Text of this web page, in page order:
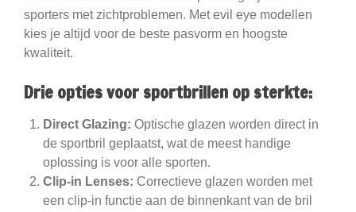
sporters met zichtproblemen. Met evil eye modellen
kies je altijd voor de beste pasvorm en hoogste
kwaliteit.
Drie opties voor sportbrillen op sterkte:
Direct Glazing: Optische glazen worden direct in
de sportbril geplaatst, wat de meest handige
oplossing is voor alle sporten.
Clip-in Lenses: Correctieve glazen worden met
een clip-in functie aan de binnenkant van de bril